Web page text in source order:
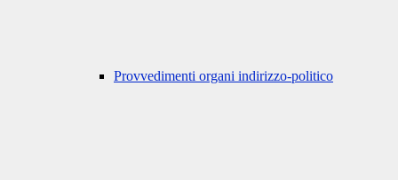
Provvedimenti organi indirizzo-politico